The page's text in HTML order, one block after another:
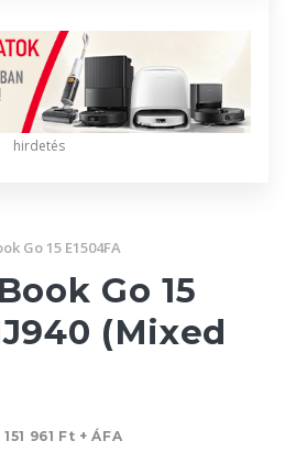
hirdetés
Go 15 E1504FA
Go 15
(Mixed
151 961 Ft + ÁFA